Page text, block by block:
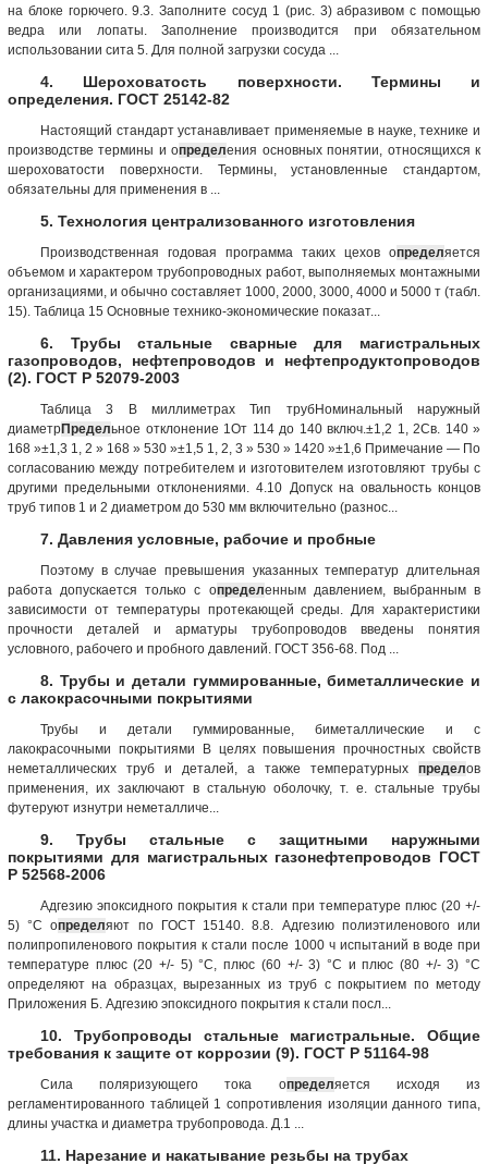
на блоке горючего. 9.3. Заполните сосуд 1 (рис. 3) абразивом с помощью
ведра или лопаты. Заполнение производится при обязательном
использовании сита 5. Для полной загрузки сосуда ...
4. Шероховатость поверхности. Термины и
определения. ГОСТ 25142-82
Настоящий стандарт устанавливает применяемые в науке, технике и
производстве термины и определения основных понятии, от­носящихся к
шероховатости поверхности. Термины, установленные стандартом,
обязательны для применения в ...
5. Технология централизованного изготовления
Производственная годовая программа таких цехов определяется
объемом и характером трубопроводных работ, выполняемых монтажными
организациями, и обычно составляет 1000, 2000, 3000, 4000 и 5000 т (табл.
15). Таблица 15 Основные технико-экономические показат...
6. Трубы стальные сварные для магистральных
газопроводов, нефтепроводов и нефтепродуктопроводов
(2). ГОСТ Р 52079-2003
Таблица 3 В миллиметрах Тип трубНоминальный наружный
диаметрПредельное отклонение 1От 114 до 140 включ.±1,2 1, 2Св. 140 »
168 »±1,3 1, 2 » 168 » 530 »±1,5 1, 2, 3 » 530 » 1420 »±1,6 Примечание — По
согласованию между потребителем и изготовителем изготовляют трубы с
другими предельными отклонениями. 4.10 Допуск на овальность концов
труб типов 1 и 2 диаметром до 530 мм включительно (разнос...
7. Давления условные, рабочие и пробные
Поэтому в случае превышения указанных температур длительная
работа допускается только с определенным давлением, выбранным в
зависимости от температуры протекающей среды. Для характеристики
прочности деталей и арматуры трубопроводов введены понятия
условного, рабочего и пробного давлений. ГОСТ 356-68. Под ...
8. Трубы и детали гуммированные, биметаллические и
с лакокрасочными покрытиями
Трубы и детали гуммированные, биметаллические и с
лакокрасочными покрытиями В целях повышения прочностных свойств
неметаллических труб и деталей, а также температурных пределов
применения, их заключают в стальную оболочку, т. е. стальные трубы
футеруют изнутри неметалличе...
9. Трубы стальные с защитными наружными
покрытиями для магистральных газонефтепроводов ГОСТ
Р 52568-2006
Адгезию эпоксидного покрытия к стали при температуре плюс (20 +/-
5) °C определяют по ГОСТ 15140. 8.8. Адгезию полиэтиленового или
полипропиленового покрытия к стали после 1000 ч испытаний в воде при
температуре плюс (20 +/- 5) °C, плюс (60 +/- 3) °C и плюс (80 +/- 3) °C
определяют на образцах, вырезанных из труб с покрытием по методу
Приложения Б. Адгезию эпоксидного покрытия к стали посл...
10. Трубопроводы стальные магистральные. Общие
требования к защите от коррозии (9). ГОСТ Р 51164-98
Сила поляризующего тока определяется исходя из
регламентированного таблицей 1 сопротивления изоляции данного типа,
длины участка и диаметра трубопровода. Д.1 ...
11. Нарезание и накатывание резьбы на трубах